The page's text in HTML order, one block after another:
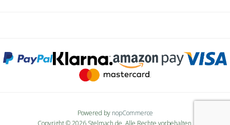
Powered by nopCommerce
Copyright © 2026 Stelmach.de. Alle Rechte vorbehalten.